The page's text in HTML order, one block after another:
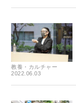
教養・カルチャー
2022.06.03